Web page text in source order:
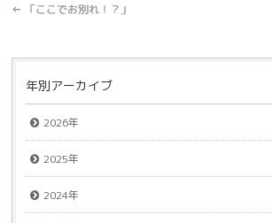
← 「ここでお別れ！？」
年別アーカイブ
2026年
2025年
2024年